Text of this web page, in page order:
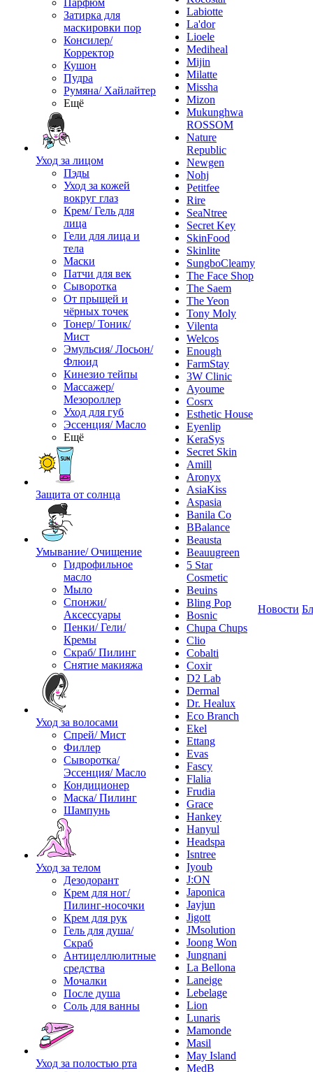
Парфюм
Затирка для
маскировки пор
Консилер/
Корректор
Кушон
Пудра
Румяна/ Хайлайтер
Ещё
Уход за лицом
Пэды
Уход за кожей
вокруг глаз
Крем/ Гель для
лица
Гели для лица и
тела
Маски
Патчи для век
Сыворотка
От прыщей и
чёрных точек
Тонер/ Тоник/
Мист
Эмульсия/ Лосьон/
Флюид
Кинезио тейпы
Массажер/
Мезороллер
Уход для губ
Эссенция/ Масло
Ещё
Защита от солнца
Умывание/ Очищение
Гидрофильное
масло
Мыло
Спонжи/
Аксессуары
Пенки/ Гели/
Кремы
Скраб/ Пилинг
Снятие макияжа
Уход за волосами
Спрей/ Мист
Филлер
Сыворотка/
Эссенция/ Масло
Кондиционер
Маска/ Пилинг
Шампунь
Уход за телом
Дезодорант
Крем для ног/
Пилинг-носочки
Крем для рук
Гель для душа/
Скраб
Антицеллюлитные
средства
Мочалки
После душа
Соль для ванны
Уход за полостью рта
Labiotte
La'dor
Lioele
Mediheal
Mijin
Milatte
Missha
Mizon
Mukunghwa
ROSSOM
Nature
Republic
Newgen
Nohj
Petitfee
Rire
SeaNtree
Secret Key
SkinFood
Skinlite
SungboCleamy
The Face Shop
The Saem
The Yeon
Tony Moly
Vilenta
Welcos
Enough
FarmStay
3W Clinic
Ayoume
Cosrx
Esthetic House
Eyenlip
KeraSys
Secret Skin
Amill
Aronyx
AsiaKiss
Aspasia
Banila Co
BBalance
Beausta
Beauugreen
5 Star
Cosmetic
Beuins
Bling Pop
Bosnic
Chupa Chups
Clio
Cobalti
Coxir
D2 Lab
Dermal
Dr. Healux
Eco Branch
Ekel
Ettang
Evas
Fascy
Flalia
Frudia
Grace
Hankey
Hanyul
Headspa
Isntree
Iyoub
J:ON
Japonica
Jayjun
Jigott
JMsolution
Joong Won
Jungnani
La Bellona
Laneige
Lebelage
Lion
Lunaris
Mamonde
Masil
May Island
MedB
Новости